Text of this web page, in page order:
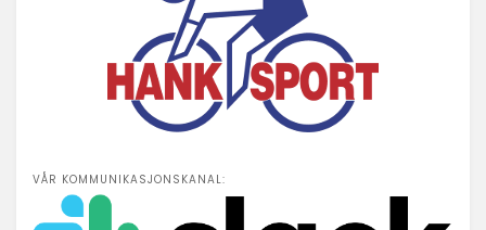
VÅR KOMMUNIKASJONSKANAL: